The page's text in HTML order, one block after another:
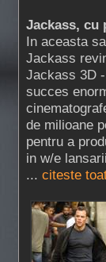
Jackass, cu
In aceasta
Jackass
Jackass 3D
succes
de milioane
pentru a
in w/e
... citeste